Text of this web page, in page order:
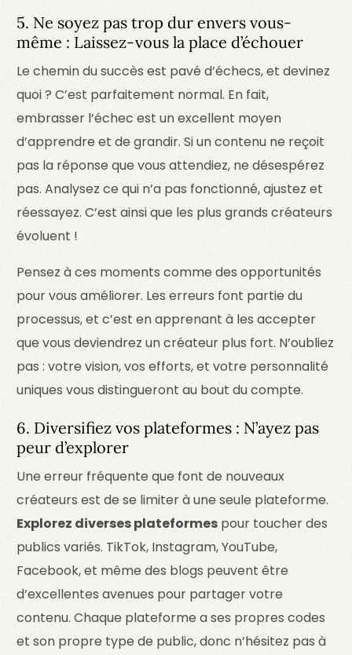
5. Ne soyez pas trop dur envers vous-
même : Laissez-vous la place d’échouer
Le chemin du succès est pavé d’échecs, et devinez
quoi ? C’est parfaitement normal. En fait,
embrasser l’échec est un excellent moyen
d’apprendre et de grandir. Si un contenu ne reçoit
pas la réponse que vous attendiez, ne désespérez
pas. Analysez ce qui n’a pas fonctionné, ajustez et
réessayez. C’est ainsi que les plus grands créateurs
évoluent !
Pensez à ces moments comme des opportunités
pour vous améliorer. Les erreurs font partie du
processus, et c’est en apprenant à les accepter
que vous deviendrez un créateur plus fort. N’oubliez
pas : votre vision, vos efforts, et votre personnalité
uniques vous distingueront au bout du compte.
6. Diversifiez vos plateformes : N’ayez pas
peur d’explorer
Une erreur fréquente que font de nouveaux
créateurs est de se limiter à une seule plateforme.
Explorez diverses plateformes pour toucher des
publics variés. TikTok, Instagram, YouTube,
Facebook, et même des blogs peuvent être
d’excellentes avenues pour partager votre
contenu. Chaque plateforme a ses propres codes
et son propre type de public, donc n’hésitez pas à